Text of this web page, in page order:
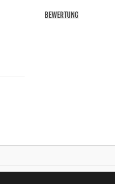
BEWERTUNG